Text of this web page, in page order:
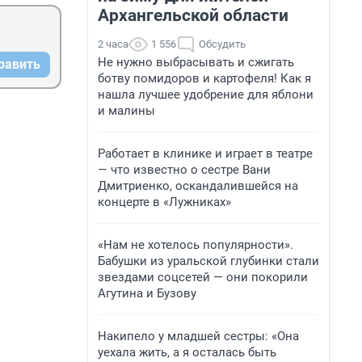
Архангельской области
2 часа 1 556 Обсудить
Не нужно выбрасывать и сжигать
ботву помидоров и картофеля! Как я
нашла лучшее удобрение для яблони
и малины
Работает в клинике и играет в театре
— что известно о сестре Вани
Дмитриенко, оскандалившейся на
концерте в «Лужниках»
«Нам не хотелось популярности».
Бабушки из уральской глубинки стали
звездами соцсетей — они покорили
Агутина и Бузову
Накипело у младшей сестры: «Она
уехала жить, а я осталась быть